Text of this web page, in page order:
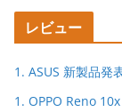
レビュー
1. ASUS 新製品発
1. OPPO Reno